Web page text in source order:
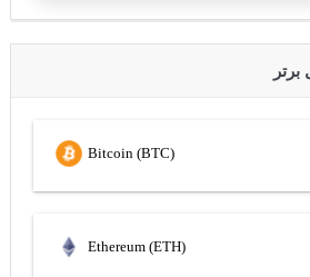
Bitcoin (BTC)
Ethereum (ETH)